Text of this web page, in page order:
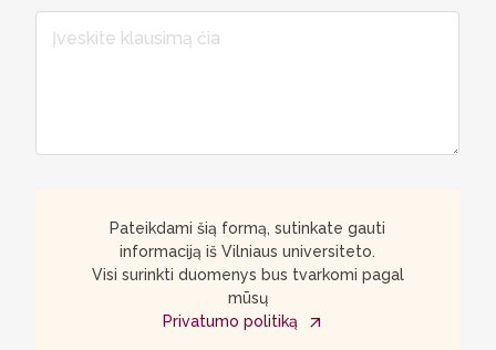
Pateikdami šią formą, sutinkate gauti
informaciją iš Vilniaus universiteto.
Visi surinkti duomenys bus tvarkomi pagal
mūsų
Privatumo politiką